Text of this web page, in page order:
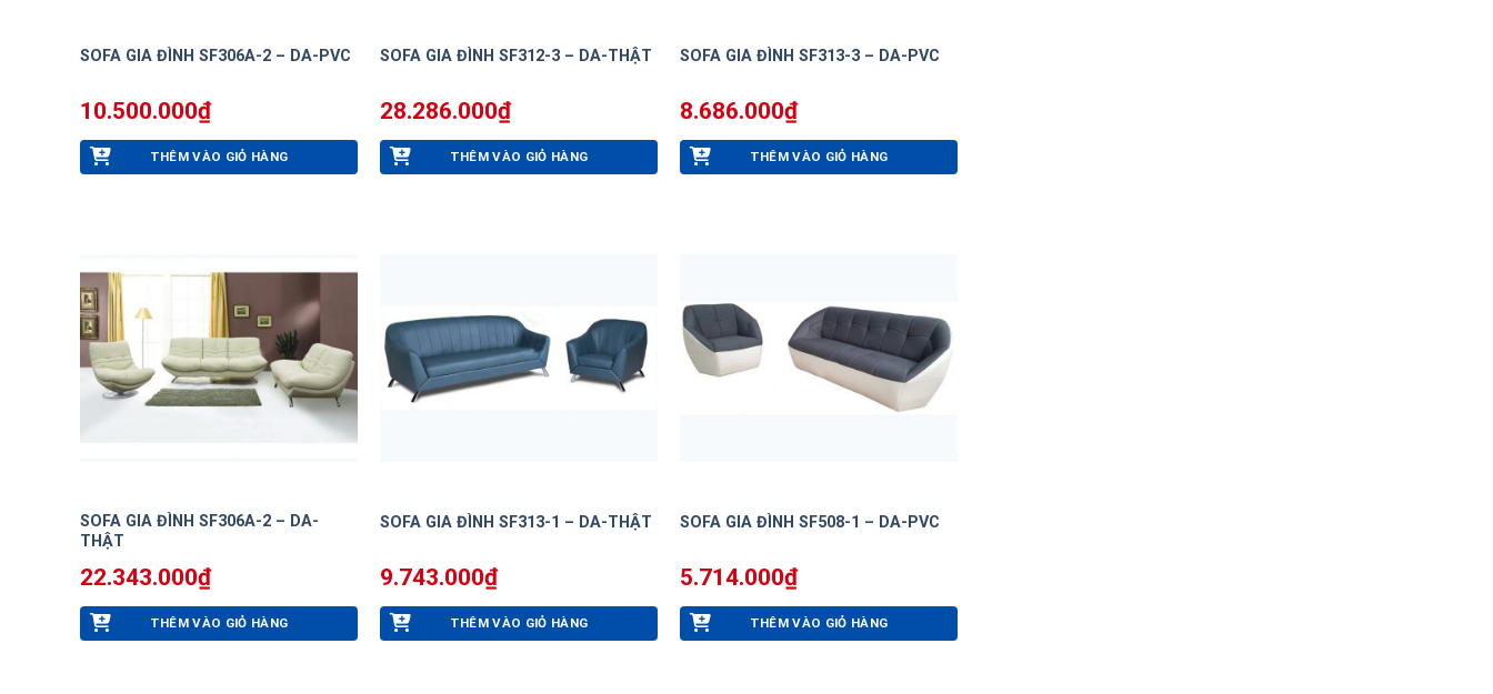
SOFA GIA ĐÌNH SF306A-2 – DA-PVC
10.500.000₫
THÊM VÀO GIỎ HÀNG
SOFA GIA ĐÌNH SF312-3 – DA-THẬT
28.286.000₫
THÊM VÀO GIỎ HÀNG
SOFA GIA ĐÌNH SF313-3 – DA-PVC
8.686.000₫
THÊM VÀO GIỎ HÀNG
SOFA GIA ĐÌNH SF306A-2 – DA-
THẬT
22.343.000₫
THÊM VÀO GIỎ HÀNG
SOFA GIA ĐÌNH SF313-1 – DA-THẬT
9.743.000₫
THÊM VÀO GIỎ HÀNG
SOFA GIA ĐÌNH SF508-1 – DA-PVC
5.714.000₫
THÊM VÀO GIỎ HÀNG